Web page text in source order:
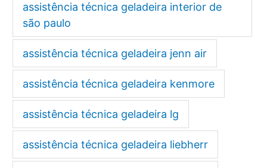
assistência técnica geladeira interior de
são paulo
assistência técnica geladeira jenn air
assistência técnica geladeira kenmore
assistência técnica geladeira lg
assistência técnica geladeira liebherr